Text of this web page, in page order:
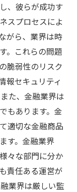
、彼らが成功す
スプロセスによ
がら、業界は時
。これらの問題
脆弱性のリスク
報セキュリティ
た、金融業界は
もあります。金
適切な金融商品
す。金融業界
々な部門に分か
責任ある運営が
業界は厳しい監